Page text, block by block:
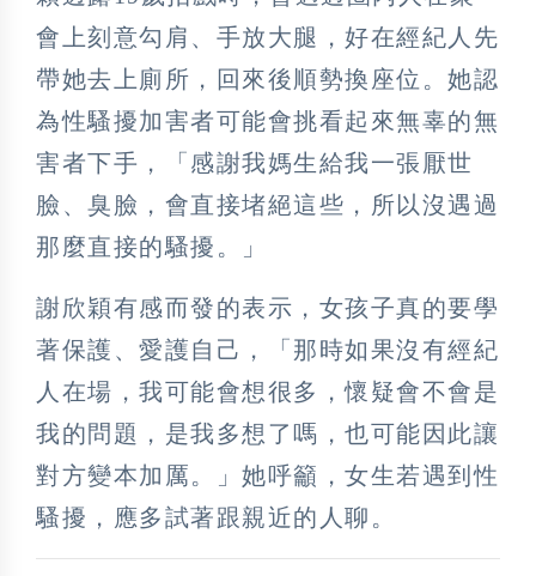
會上刻意勾肩、手放大腿，好在經紀人先
帶她去上廁所，回來後順勢換座位。她認
為性騷擾加害者可能會挑看起來無辜的無
害者下手，「感謝我媽生給我一張厭世
臉、臭臉，會直接堵絕這些，所以沒遇過
那麼直接的騷擾。」
謝欣穎有感而發的表示，女孩子真的要學
著保護、愛護自己，「那時如果沒有經紀
人在場，我可能會想很多，懷疑會不會是
我的問題，是我多想了嗎，也可能因此讓
對方變本加厲。」她呼籲，女生若遇到性
騷擾，應多試著跟親近的人聊。